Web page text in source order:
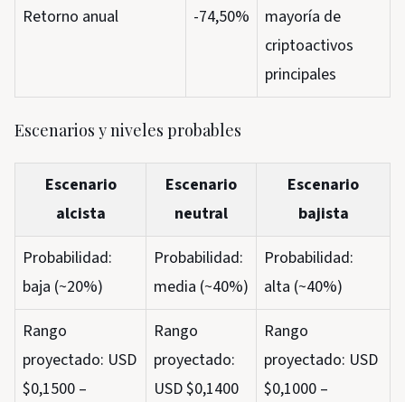
Retorno anual -74,50%
mayoría de
criptoactivos
principales
Escenarios y niveles probables
Escenario
alcista
Escenario
neutral
Escenario
bajista
Probabilidad:
baja (~20%)
Probabilidad:
media (~40%)
Probabilidad:
alta (~40%)
Rango
proyectado: USD
$0,1500 –
Rango
proyectado:
USD $0,1400
Rango
proyectado: USD
$0,1000 –